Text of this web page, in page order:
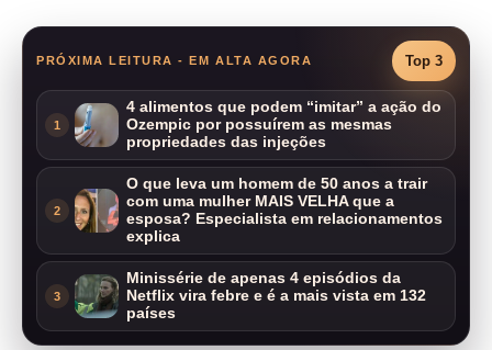
PRÓXIMA LEITURA - EM ALTA AGORA Top 3
1
4 alimentos que podem “imitar” a ação do
Ozempic por possuírem as mesmas
propriedades das injeções
2
O que leva um homem de 50 anos a trair
com uma mulher MAIS VELHA que a
esposa? Especialista em relacionamentos
explica
3
Minissérie de apenas 4 episódios da
Netflix vira febre e é a mais vista em 132
países